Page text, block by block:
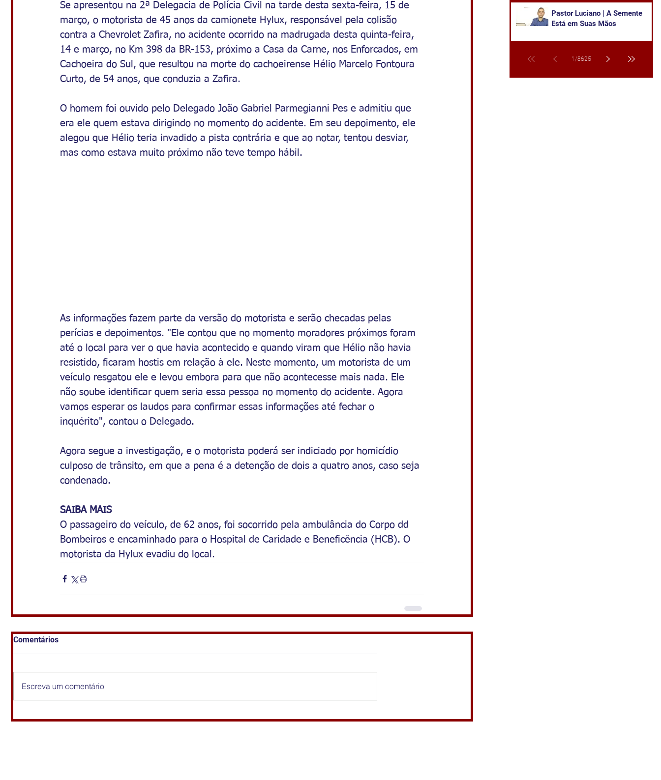
Se apresentou na 2ª Delegacia de Polícia Civil na tarde desta sexta-feira, 15 de
março, o motorista de 45 anos da camionete Hylux, responsável pela colisão
contra a Chevrolet Zafira, no acidente ocorrido na madrugada desta quinta-feira,
14 e março, no Km 398 da BR-153, próximo a Casa da Carne, nos Enforcados, em
Cachoeira do Sul, que resultou na morte do cachoeirense Hélio Marcelo Fontoura
Curto, de 54 anos, que conduzia a Zafira.
O homem foi ouvido pelo Delegado João Gabriel
Parmegianni Pes e admitiu que
era ele quem estava dirigindo no momento do acidente. Em seu depoimento, ele
alegou que Hélio teria invadido a pista contrária e que ao notar, tentou desviar,
mas como estava muito próximo não teve tempo hábil.
As informações fazem parte da versão do motorista e serão checadas pelas
perícias e depoimentos. "Ele contou que no momento moradores próximos foram
até o local para ver o que havia acontecido e quando viram que Hélio não havia
resistido, ficaram hostis em relação à ele. Neste momento, um motorista de um
veículo resgatou ele e levou embora para que não acontecesse mais nada. Ele
não soube identificar quem seria essa pessoa no momento do acidente. Agora
vamos esperar os laudos para confirmar essas informações até fechar o
inquérito", contou o Delegado.
Agora segue a investigação, e o motorista poderá ser indiciado por homicídio
culposo de trânsito, em que a pena é a detenção de dois a quatro anos, caso seja
condenado.
SAIBA MAIS
O passageiro do veículo, de 62 anos, foi socorrido pela ambulância do Corpo dd
Bombeiros e encaminhado para o Hospital de Caridade e Beneficência (HCB). O
motorista da Hylux evadiu do local.
Comentários
Escreva um comentário
Pastor Luciano | A Semente
Está em Suas Mãos
1 /8625